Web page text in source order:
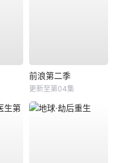
前浪第二季
更新至第04集